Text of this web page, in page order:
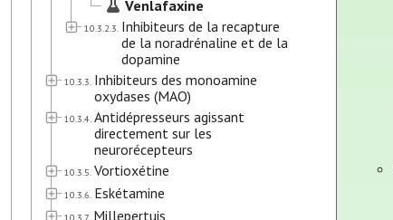
Venlafaxine
10.3.2.3. Inhibiteurs de la recapture
de la noradrénaline et de la
dopamine
10.3.3. Inhibiteurs des monoamine
oxydases (MAO)
10.3.4. Antidépresseurs agissant
directement sur les
neurorécepteurs
10.3.5. Vortioxétine
10.3.6. Eskétamine
10.3.7. Millepertuis